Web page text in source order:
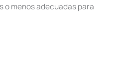
o menos adecuadas para